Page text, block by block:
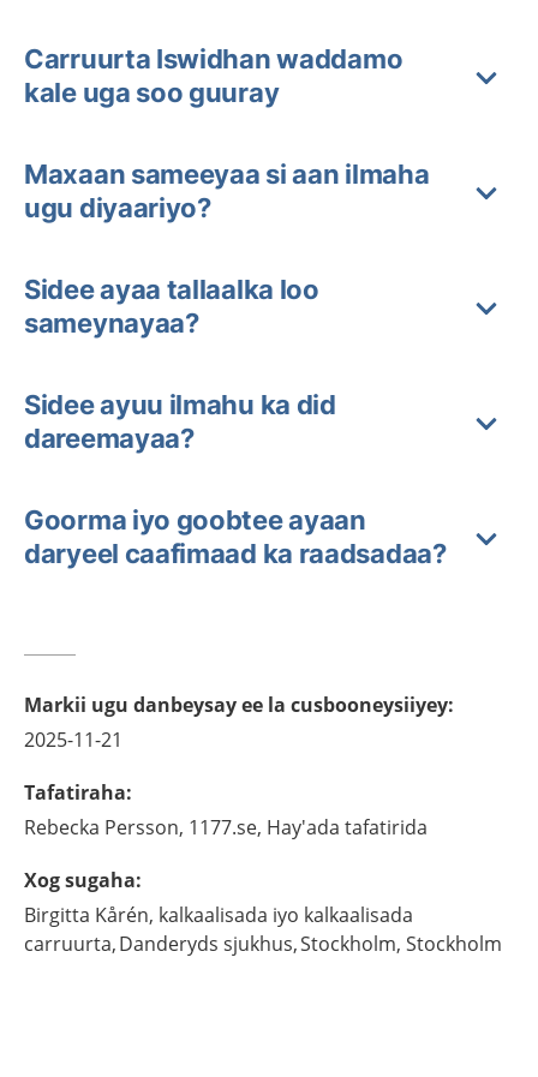
Carruurta Iswidhan waddamo
kale uga soo guuray
Maxaan sameeyaa si aan ilmaha
ugu diyaariyo?
Sidee ayaa tallaalka loo
sameynayaa?
Sidee ayuu ilmahu ka did
dareemayaa?
Goorma iyo goobtee ayaan
daryeel caafimaad ka raadsadaa?
Markii ugu danbeysay ee la cusbooneysiiyey:
2025-11-21
Tafatiraha:
Rebecka Persson, 1177.se, Hay'ada tafatirida
Xog sugaha:
Birgitta Kårén, kalkaalisada iyo kalkaalisada
carruurta, Danderyds sjukhus, Stockholm, Stockholm